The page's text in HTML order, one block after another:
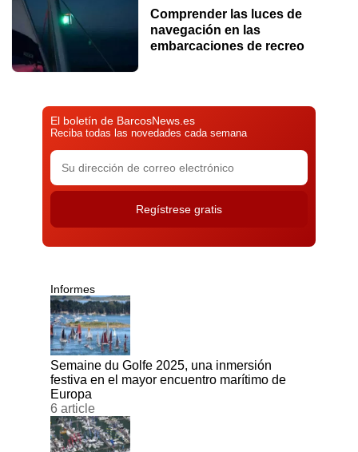
Comprender las luces de
navegación en las
embarcaciones de recreo
El boletín de BarcosNews.es
Reciba todas las novedades cada semana
Informes
Semaine du Golfe 2025, una inmersión
festiva en el mayor encuentro marítimo de
Europa
6 article